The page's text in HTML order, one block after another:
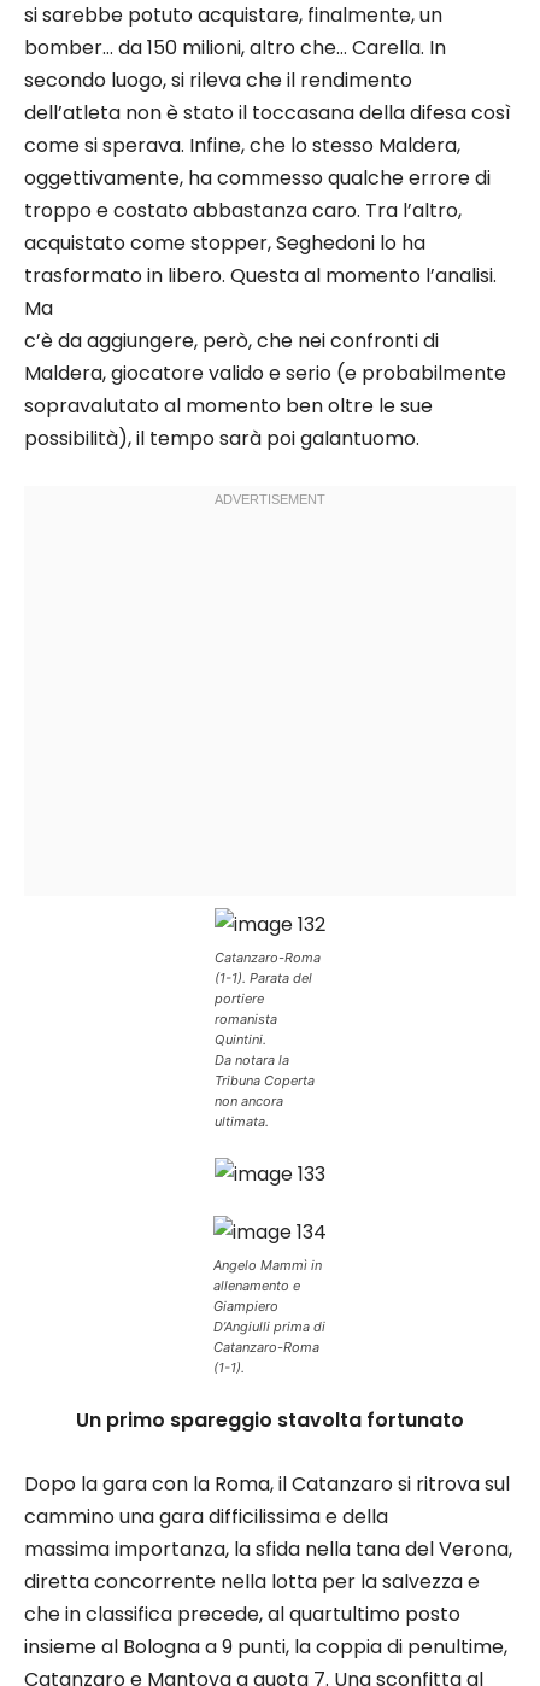
si sarebbe potuto acquistare, finalmente, un
bomber… da 150 milioni, altro che… Carella. In
secondo luogo, si rileva che il rendimento
dell’atleta non è stato il toccasana della difesa così
come si sperava. Infine, che lo stesso Maldera,
oggettivamente, ha commesso qualche errore di
troppo e costato abbastanza caro. Tra l’altro,
acquistato come stopper, Seghedoni lo ha
trasformato in libero. Questa al momento l’analisi.
Ma
c’è da aggiungere, però, che nei confronti di
Maldera, giocatore valido e serio (e probabilmente
sopravalutato al momento ben oltre le sue
possibilità), il tempo sarà poi galantuomo.
Catanzaro-Roma
(1-1). Parata del
portiere
romanista
Quintini.
Da notara la
Tribuna Coperta
non ancora
ultimata.
Angelo Mammì in
allenamento e
Giampiero
D’Angiulli prima di
Catanzaro-Roma
(1-1).
Un primo spareggio stavolta fortunato
Dopo la gara con la Roma, il Catanzaro si ritrova sul
cammino una gara difficilissima e della
massima importanza, la sfida nella tana del Verona,
diretta concorrente nella lotta per la salvezza e
che in classifica precede, al quartultimo posto
insieme al Bologna a 9 punti, la coppia di penultime,
Catanzaro e Mantova a quota 7. Una sconfitta al